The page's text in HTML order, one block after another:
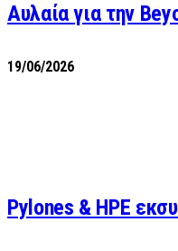
Αυλαία για την
19/06/2026
Pylones & HPE